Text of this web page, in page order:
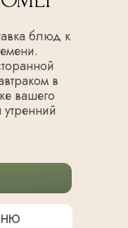
блюд к
в
вашего